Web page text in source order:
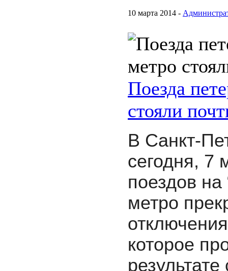
10 марта 2014 -
Поезда
стояли
В Санкт-
сегодня, 7
поездов на
метро
которое
результате